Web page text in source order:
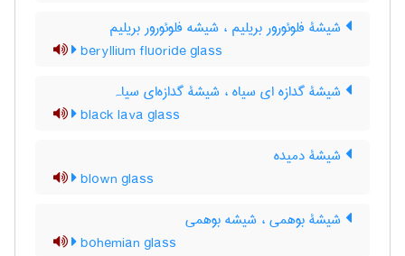
شیشۀ فلوئورور بریلیم ، شیشه فلوئورور بریلیم
beryllium fluoride glass
شیشۀ گدازه ای سیاه ، شیشۀ گدازه‌ای سیاہ
black lava glass
شیشۀ دمیده
blown glass
شیشۀ بوهمی ، شیشه بوهمی
bohemian glass